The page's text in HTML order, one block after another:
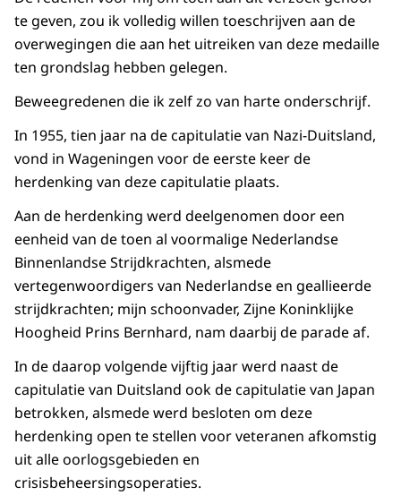
te geven, zou ik volledig willen toeschrijven aan de
overwegingen die aan het uitreiken van deze medaille
ten grondslag hebben gelegen.
Beweegredenen die ik zelf zo van harte onderschrijf.
In 1955, tien jaar na de capitulatie van Nazi-Duitsland,
vond in Wageningen voor de eerste keer de
herdenking van deze capitulatie plaats.
Aan de herdenking werd deelgenomen door een
eenheid van de toen al voormalige Nederlandse
Binnenlandse Strijdkrachten, alsmede
vertegenwoordigers van Nederlandse en geallieerde
strijdkrachten; mijn schoonvader, Zijne Koninklijke
Hoogheid Prins Bernhard, nam daarbij de parade af.
In de daarop volgende vijftig jaar werd naast de
capitulatie van Duitsland ook de capitulatie van Japan
betrokken, alsmede werd besloten om deze
herdenking open te stellen voor veteranen afkomstig
uit alle oorlogsgebieden en
crisisbeheersingsoperaties.